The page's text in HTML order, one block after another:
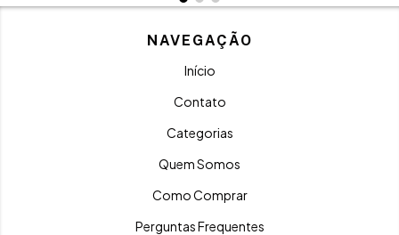
NAVEGAÇÃO
Início
Contato
Categorias
Quem Somos
Como Comprar
Perguntas Frequentes